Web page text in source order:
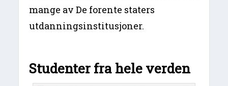
mange av De forente staters
utdanningsinstitusjoner.
Studenter fra hele verden